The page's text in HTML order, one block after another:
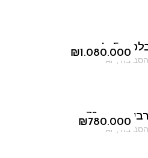
₪1.080.000
5 א'
,
AF
₪780.000
עקיבא 70
,
AF